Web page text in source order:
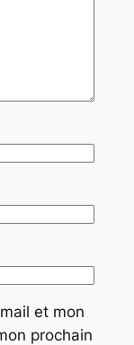
et mon
prochain